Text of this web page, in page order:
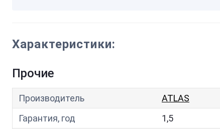
Характеристики:
Прочие
Производитель
ATLAS
Гарантия, год
1,5